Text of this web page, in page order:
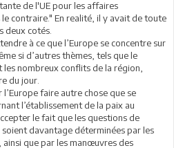
de l'UE pour les affaires
contraire." En realité, il y avait de toute
deux cotés.
à ce que l’Europe se concentre sur
si d’autres thèmes, tels que le
nombreux conflits de la région,
du jour.
faire autre chose que se
l’établissement de la paix au
le fait que les questions de
davantage déterminées par les
que par les manœuvres des